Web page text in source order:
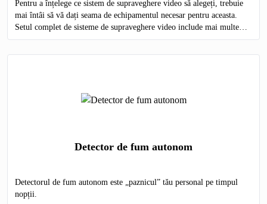
Pentru a înțelege ce sistem de supraveghere video să alegeți, trebuie
mai întâi să vă dați seama de echipamentul necesar pentru aceasta.
Setul complet de sisteme de supraveghere video include mai multe
elemente obligatorii:
Detector de fum autonom
Detectorul de fum autonom este „paznicul” tău personal pe timpul
nopții.